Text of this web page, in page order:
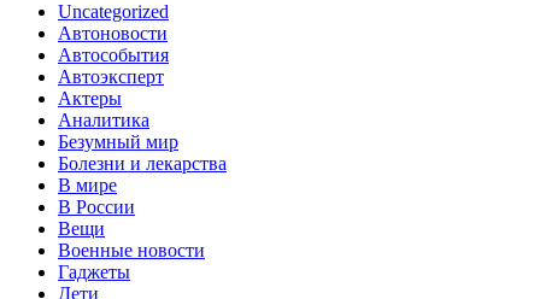
Uncategorized
Автоновости
Автособытия
Автоэксперт
Актеры
Аналитика
Безумный мир
Болезни и лекарства
В мире
В России
Вещи
Военные новости
Гаджеты
Дети